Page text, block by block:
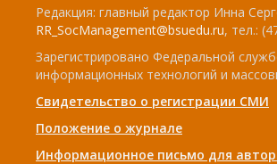
Редакция: главный редактор Инна
RR_SocManagement@bsuedu.ru, тел.:
Зарегистрировано Федеральной
информационных технологий и
Свидетельство о регистрации СМИ
Положение о журнале
Информационное письмо для